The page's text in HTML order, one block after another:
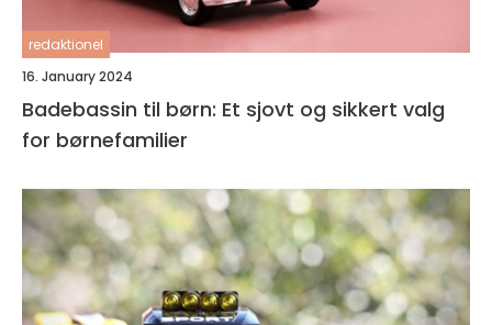
redaktionel
16. January 2024
Badebassin til børn: Et sjovt og sikkert valg
for børnefamilier